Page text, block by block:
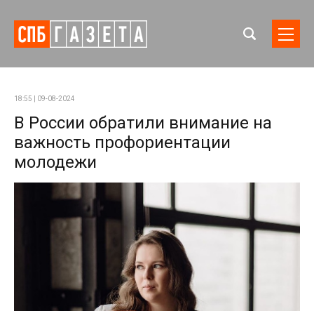
18:55 | 09-08-2024
В России обратили внимание на
важность профориентации
молодежи